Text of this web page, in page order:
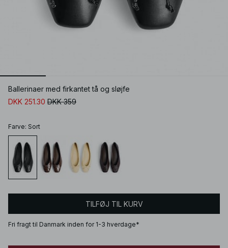
Ballerinaer med firkantet tå og sløjfe
DKK 251.30 DKK 359
Farve: Sort
TILFØJ TIL KURV
Fri fragt til Danmark inden for 1-3 hverdage*